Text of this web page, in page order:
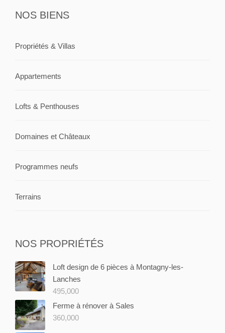
NOS BIENS
Propriétés & Villas
Appartements
Lofts & Penthouses
Domaines et Châteaux
Programmes neufs
Terrains
NOS PROPRIÉTÉS
Loft design de 6 pièces à Montagny-les-
Lanches
495,000
Ferme à rénover à Sales
360,000